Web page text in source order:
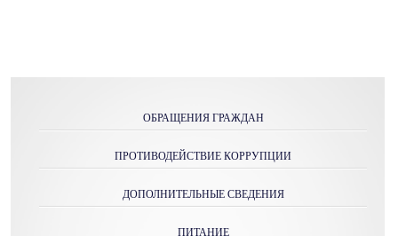
ОБРАЩЕНИЯ ГРАЖДАН
ПРОТИВОДЕЙСТВИЕ КОРРУПЦИИ
ДОПОЛНИТЕЛЬНЫЕ СВЕДЕНИЯ
ПИТАНИЕ